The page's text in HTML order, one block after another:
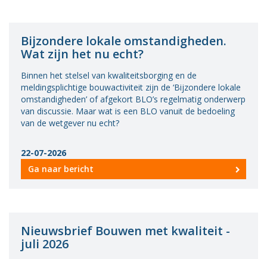
Bijzondere lokale omstandigheden.
Wat zijn het nu echt?
Binnen het stelsel van kwaliteitsborging en de
meldingsplichtige bouwactiviteit zijn de ‘Bijzondere lokale
omstandigheden’ of afgekort BLO’s regelmatig onderwerp
van discussie. Maar wat is een BLO vanuit de bedoeling
van de wetgever nu echt?
22-07-2026
Ga naar bericht
Nieuwsbrief Bouwen met kwaliteit -
juli 2026